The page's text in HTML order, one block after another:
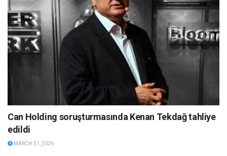
Can Holding soruşturmasında Kenan Tekdağ tahliye
edildi
MARCH 31, 2026